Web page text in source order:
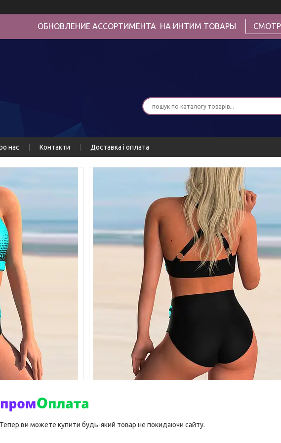
ОБНОВЛЕНИЕ АССОРТИМЕНТА НА ИНТИМ ТОВАРЫ
нас Контакти Доставка і оплата
Тепер ви можете купити будь-який товар не покидаючи сайту.